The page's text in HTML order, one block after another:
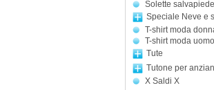
Solette salvapiede
Speciale Neve e
T-shirt moda
T-shirt moda uomo
Tute
Tutone per
X Saldi X